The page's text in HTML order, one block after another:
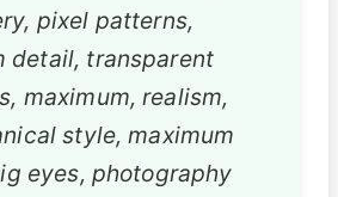
pixel patterns,
detail, transparent
maximum, realism,
style, maximum
eyes, photography